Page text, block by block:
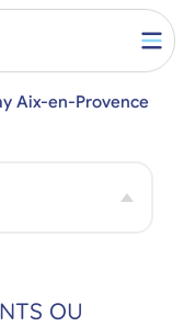
Aix-en-Provence
OU